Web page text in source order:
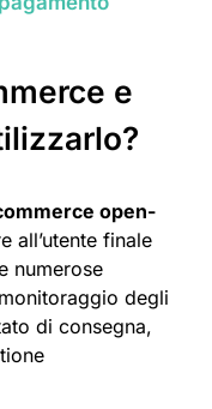
e
open-
all’utente finale
numerose
degli
di consegna,